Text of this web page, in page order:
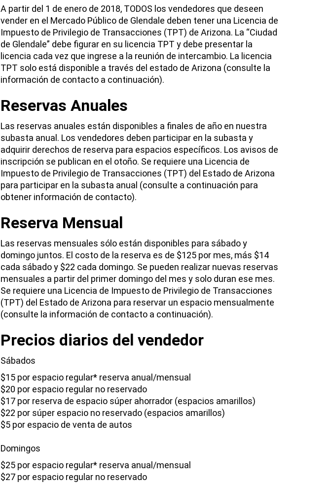
A partir del 1 de enero de 2018, TODOS los vendedores que deseen
vender en el Mercado Público de Glendale deben tener una Licencia de
Impuesto de Privilegio de Transacciones (TPT) de Arizona. La “Ciudad
de Glendale” debe figurar en su licencia TPT y debe presentar la
licencia cada vez que ingrese a la reunión de intercambio. La licencia
TPT solo está disponible a través del estado de Arizona (consulte la
información de contacto a continuación).
Reservas Anuales
Las reservas anuales están disponibles a finales de año en nuestra
subasta anual. Los vendedores deben participar en la subasta y
adquirir derechos de reserva para espacios específicos. Los avisos de
inscripción se publican en el otoño. Se requiere una Licencia de
Impuesto de Privilegio de Transacciones (TPT) del Estado de Arizona
para participar en la subasta anual (consulte a continuación para
obtener información de contacto).
Reserva Mensual
Las reservas mensuales sólo están disponibles para sábado y
domingo juntos. El costo de la reserva es de $125 por mes, más $14
cada sábado y $22 cada domingo. Se pueden realizar nuevas reservas
mensuales a partir del primer domingo del mes y solo duran ese mes.
Se requiere una Licencia de Impuesto de Privilegio de Transacciones
(TPT) del Estado de Arizona para reservar un espacio mensualmente
(consulte la información de contacto a continuación).
Precios diarios del vendedor
Sábados
$15 por espacio regular* reserva anual/mensual
$20 por espacio regular no reservado
$17 por reserva de espacio súper ahorrador (espacios amarillos)
$22 por súper espacio no reservado (espacios amarillos)
$5 por espacio de venta de autos
Domingos
$25 por espacio regular* reserva anual/mensual
$27 por espacio regular no reservado